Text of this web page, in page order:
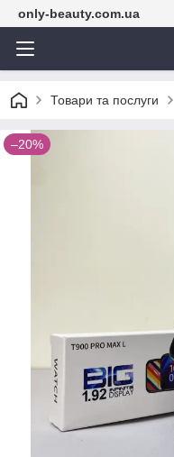
only-beauty.com.ua
Товари та послуги
–20%